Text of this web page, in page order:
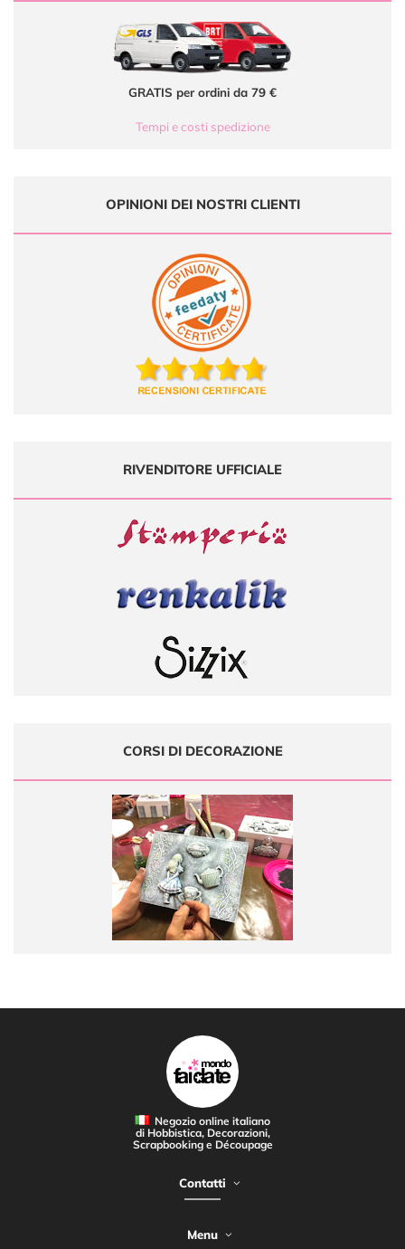
GRATIS per ordini da 79 €
Tempi e costi spedizione
OPINIONI DEI NOSTRI CLIENTI
RIVENDITORE UFFICIALE
CORSI DI DECORAZIONE
Negozio online italiano
di Hobbistica, Decorazioni,
Scrapbooking e Découpage
Contatti
Menu